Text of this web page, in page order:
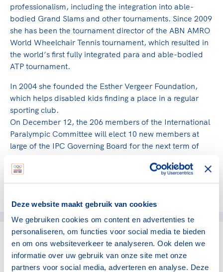
Deze website maakt gebruik van cookies
We gebruiken cookies om content en advertenties te
personaliseren, om functies voor social media te bieden
en om ons websiteverkeer te analyseren. Ook delen we
informatie over uw gebruik van onze site met onze
partners voor social media, adverteren en analyse. Deze
professionalism, including the integration into able-
bodied Grand Slams and other tournaments. Since 2009
she has been the tournament director of the ABN AMRO
World Wheelchair Tennis tournament, which resulted in
the world’s first fully integrated para and able-bodied
ATP tournament.
In 2004 she founded the Esther Vergeer Foundation,
which helps disabled kids finding a place in a regular
sporting club.
On December 12, the 206 members of the International
Paralympic Committee will elect 10 new members at
large of the IPC Governing Board for the next term of
gerelateerde artikelen